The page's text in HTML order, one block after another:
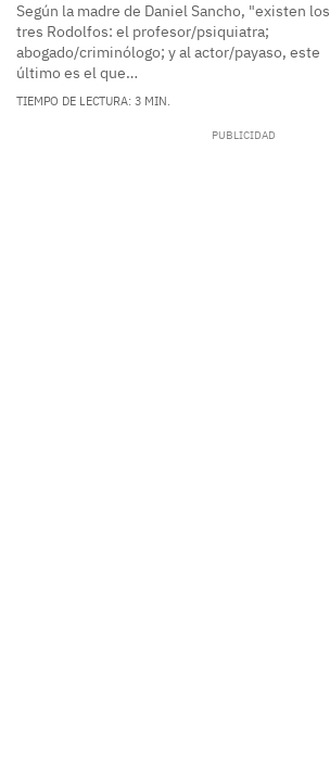
Según la madre de Daniel Sancho, "existen los
tres Rodolfos: el profesor/psiquiatra;
abogado/criminólogo; y al actor/payaso, este
último es el que…
TIEMPO DE LECTURA: 3 MIN.